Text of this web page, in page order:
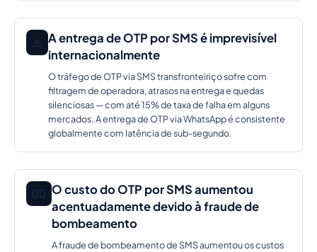
⚠️ A entrega de OTP por SMS é imprevisível
internacionalmente
O tráfego de OTP via SMS transfronteiriço sofre com
filtragem de operadora, atrasos na entrega e quedas
silenciosas — com até 15% de taxa de falha em alguns
mercados. A entrega de OTP via WhatsApp é consistente
globalmente com latência de sub-segundo.
🕵️‍♂️ O custo do OTP por SMS aumentou
acentuadamente devido à fraude de
bombeamento
A fraude de bombeamento de SMS aumentou os custos